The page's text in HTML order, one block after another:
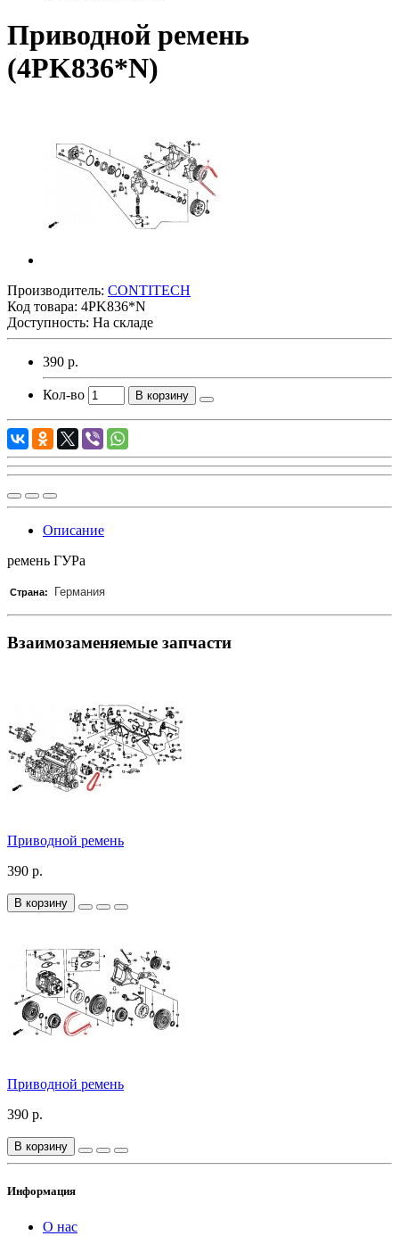
Приводной ремень
(4PK836*N)
Производитель: CONTITECH
Код товара: 4PK836*N
Доступность: На складе
390 р.
Кол-во В корзину
Описание
ремень ГУРа
Страна: Германия
Взаимозаменяемые запчасти
Приводной ремень
390 р.
В корзину
Приводной ремень
390 р.
В корзину
Информация
О нас